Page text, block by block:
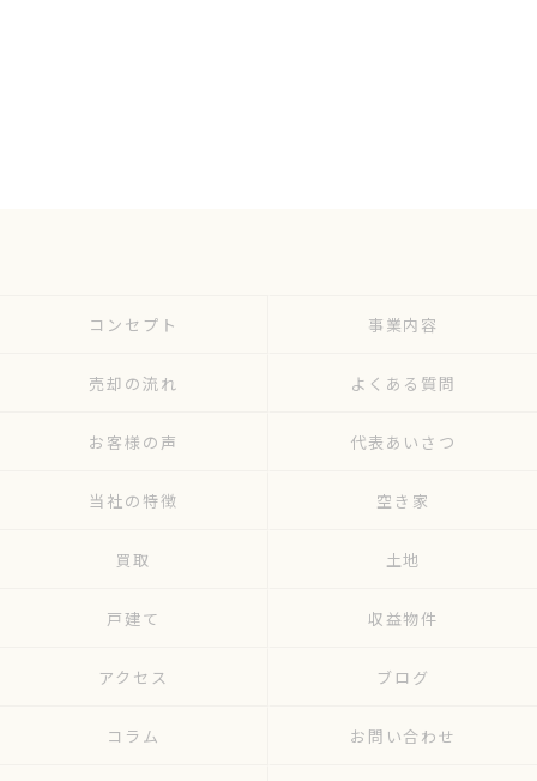
コンセプト 事業内容
売却の流れ よくある質問
お客様の声 代表あいさつ
当社の特徴 空き家
買取 土地
戸建て 収益物件
アクセス ブログ
コラム お問い合わせ